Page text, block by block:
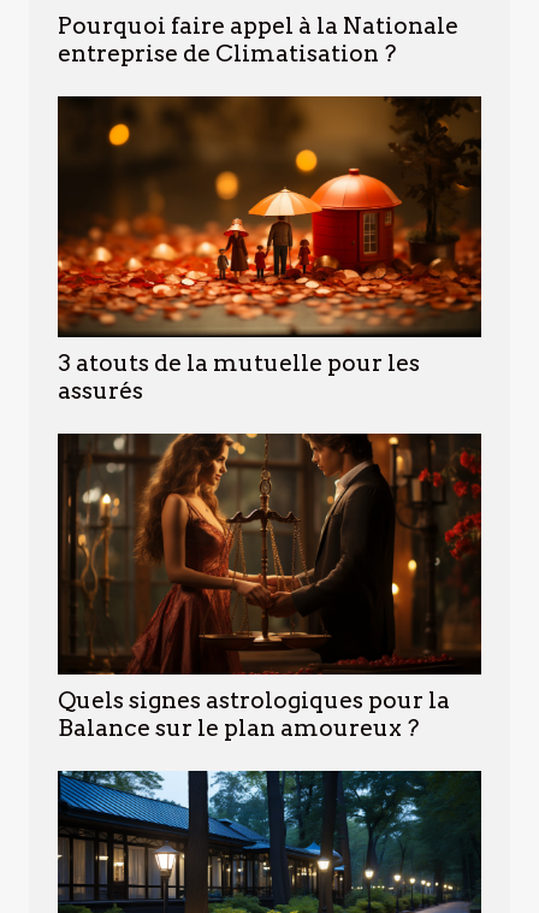
Pourquoi faire appel à la Nationale
entreprise de Climatisation ?
3 atouts de la mutuelle pour les
assurés
Quels signes astrologiques pour la
Balance sur le plan amoureux ?